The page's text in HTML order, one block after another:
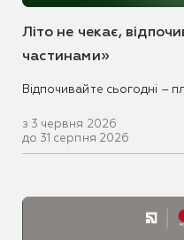
Літо не чекає,
частинами»
Відпочивайте сьогодні –
з 3 червня 2026
до 31 серпня 2026